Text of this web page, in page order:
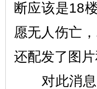
断应该是18
愿无人伤亡
还配发了图片
对此消息